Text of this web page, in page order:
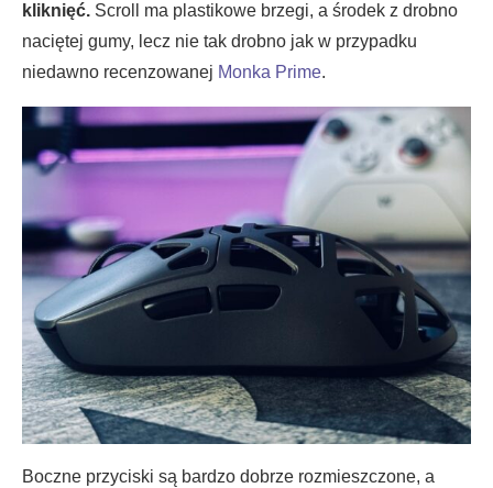
kliknięć. Scroll ma plastikowe brzegi, a środek z drobno
naciętej gumy, lecz nie tak drobno jak w przypadku
niedawno recenzowanej Monka Prime.
Boczne przyciski są bardzo dobrze rozmieszczone, a